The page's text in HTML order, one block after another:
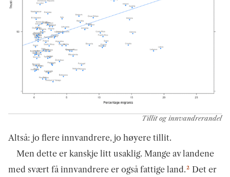
Tillit og innvandrerandel
Altså: jo flere innvandrere, jo høyere tillit.
Men dette er kanskje litt usaklig. Mange av landene
med svært få innvandrere er også fattige land.2 Det er